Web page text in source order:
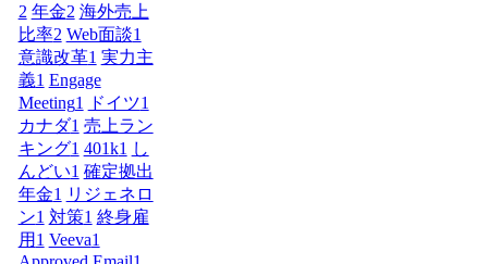
2 年金2 海外売上
比率2 Web面談1
意識改革1 実力主
義1 Engage
Meeting1 ドイツ1
カナダ1 売上ラン
キング1 401k1 し
んどい1 確定拠出
年金1 リジェネロ
ン1 対策1 終身雇
用 1 Veeva1